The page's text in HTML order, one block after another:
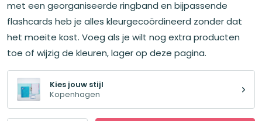
met een georganiseerde ringband en bijpassende
flashcards heb je alles kleurgecoördineerd zonder dat
het moeite kost. Voeg als je wilt nog extra producten
toe of wijzig de kleuren, lager op deze pagina.
Kies jouw stijl
Kopenhagen